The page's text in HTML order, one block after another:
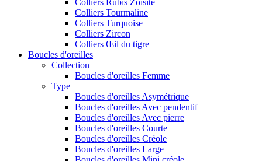
Colliers Rubis Zoïsite
Colliers Tourmaline
Colliers Turquoise
Colliers Zircon
Colliers Œil du tigre
Boucles d'oreilles
Collection
Boucles d'oreilles Femme
Type
Boucles d'oreilles Asymétrique
Boucles d'oreilles Avec pendentif
Boucles d'oreilles Avec pierre
Boucles d'oreilles Courte
Boucles d'oreilles Créole
Boucles d'oreilles Large